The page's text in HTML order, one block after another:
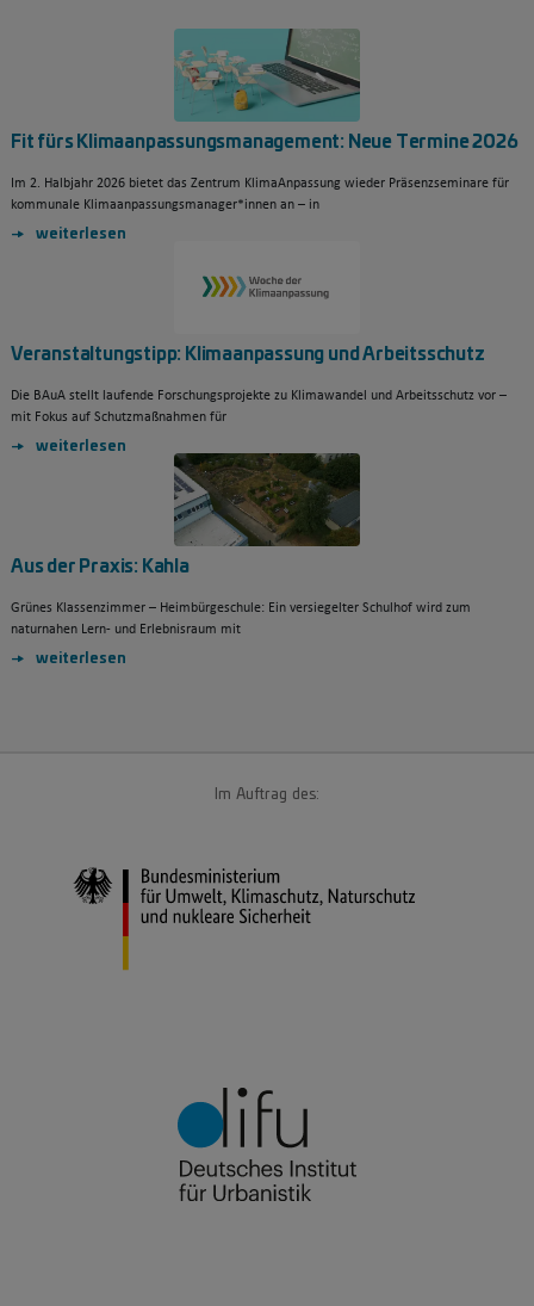
Fit fürs Klimaanpassungsmanagement: Neue Termine 2026
Im 2. Halbjahr 2026 bietet das Zentrum KlimaAnpassung wieder Präsenzseminare für
kommunale Klimaanpassungsmanager*innen an – in
weiterlesen
Veranstaltungstipp: Klimaanpassung und Arbeitsschutz
Die BAuA stellt laufende Forschungsprojekte zu Klimawandel und Arbeitsschutz vor –
mit Fokus auf Schutzmaßnahmen für
weiterlesen
Aus der Praxis: Kahla
Grünes Klassenzimmer – Heimbürgeschule: Ein versiegelter Schulhof wird zum
naturnahen Lern- und Erlebnisraum mit
weiterlesen
Im Auftrag des: